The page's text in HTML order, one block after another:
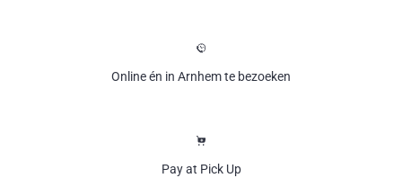
Online én in Arnhem te bezoeken
Pay at Pick Up